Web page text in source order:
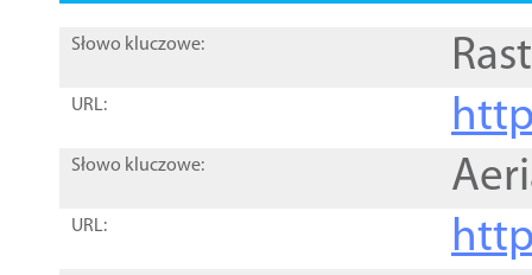
Słowo kluczowe:
URL:
Słowo kluczowe:
URL: